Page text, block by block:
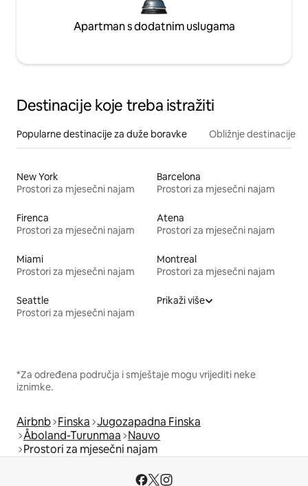
Apartman s dodatnim uslugama
Destinacije koje treba istražiti
Popularne destinacije za duže boravke Obližnje destinacije
New York
Prostori za mjesečni najam
Barcelona
Prostori za mjesečni najam
Firenca
Prostori za mjesečni najam
Atena
Prostori za mjesečni najam
Miami
Prostori za mjesečni najam
Montreal
Prostori za mjesečni najam
Seattle
Prostori za mjesečni najam
Prikaži više
*Za određena područja i smještaje mogu vrijediti neke
iznimke.
Airbnb Finska Jugozapadna Finska
Åboland-Turunmaa Nauvo
Prostori za mjesečni najam